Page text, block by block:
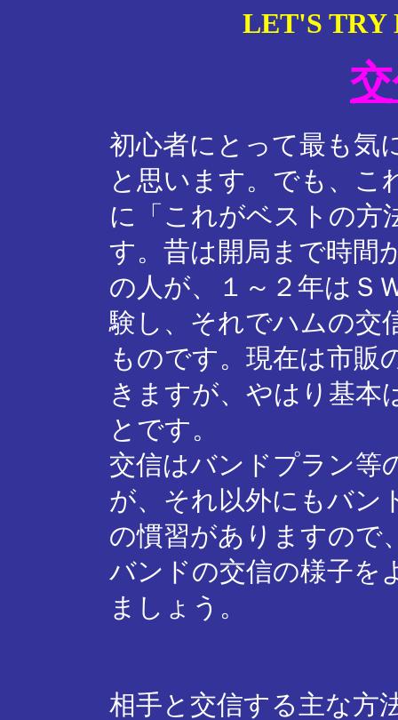
LET'S TRY
初心者にとって最も気
と思います。でも、こ
に「これがベストの方
す。昔は開局まで時間
の人が、１～２年はＳ
験し、それでハムの交
ものです。現在は市販
きますが、やはり基本
とです。
交信はバンドプラン等
が、それ以外にもバン
の慣習がありますので
バンドの交信の様子を
ましょう。
相手と交信する主な方